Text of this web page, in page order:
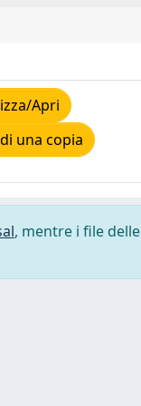
Apri
una copia
, mentre i file delle